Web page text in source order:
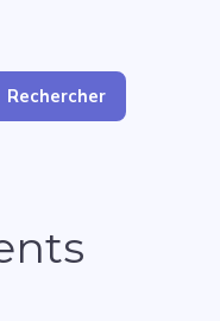
Rechercher